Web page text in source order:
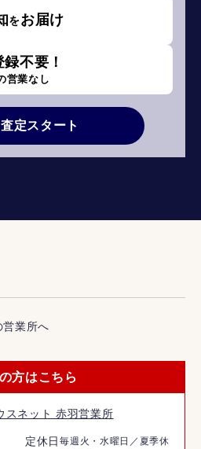
をお届け
録不要！
営業なし
定スタート
営業所へ
方はこちら
スネット 赤羽営業所
定休日毎週火・水曜日／夏季休